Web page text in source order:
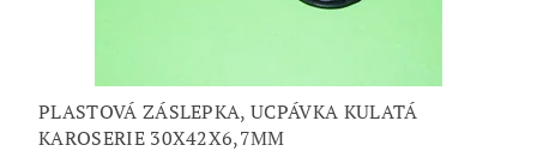
PLASTOVÁ ZÁSLEPKA, UCPÁVKA KULATÁ
KAROSERIE 30X42X6,7MM